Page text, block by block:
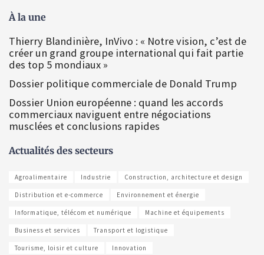
À la une
Thierry Blandinière, InVivo : « Notre vision, c’est de
créer un grand groupe international qui fait partie
des top 5 mondiaux »
Dossier politique commerciale de Donald Trump
Dossier Union européenne : quand les accords
commerciaux naviguent entre négociations
musclées et conclusions rapides
Actualités des secteurs
Agroalimentaire Industrie Construction, architecture et design
Distribution et e-commerce Environnement et énergie
Informatique, télécom et numérique Machine et équipements
Business et services Transport et logistique
Tourisme, loisir et culture Innovation